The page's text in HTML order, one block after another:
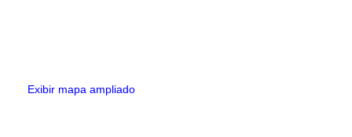
Exibir mapa ampliado